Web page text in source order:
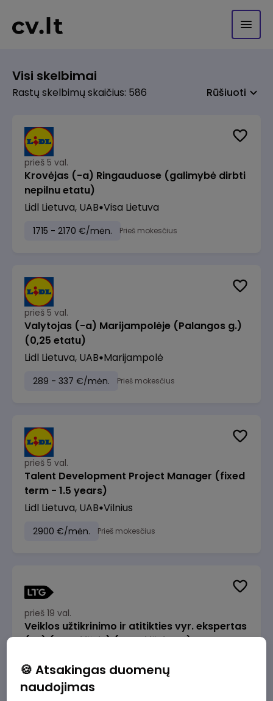
Visi skelbimai
Rastų skelbimų skaičius: 586 Rūšiuoti
prieš 5 val.
Krovėjas (-a) Ringauduose (galimybė dirbti
nepilnu etatu)
Lidl Lietuva, UAB Visa Lietuva
1715 - 2170 €/mėn. Prieš mokesčius
prieš 5 val.
Valytojas (-a) Marijampolėje (Palangos g.)
(0,25 etatu)
Lidl Lietuva, UAB Marijampolė
289 - 337 €/mėn. Prieš mokesčius
prieš 5 val.
Talent Development Project Manager (fixed
term - 1.5 years)
Lidl Lietuva, UAB Vilnius
2900 €/mėn. Prieš mokesčius
prieš 19 val.
Veiklos užtikrinimo ir atitikties vyr. ekspertas
(-ė) (Radviliškis) (Radviliškis, LT)
2610 - 3910 €/mėn.
🍪 Atsakingas duomenų
naudojimas